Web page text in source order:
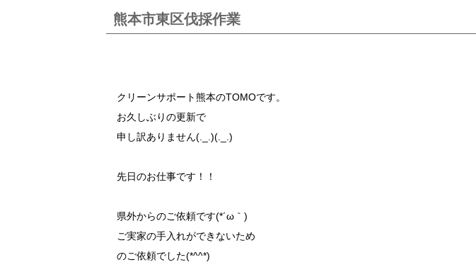
熊本市東区伐採作業
クリーンサポート熊本のTOMOです。
お久しぶりの更新で
申し訳ありません(._.)(._.)
先日のお仕事です！！
県外からのご依頼です(*´ω｀)
ご実家の手入れができないため
のご依頼でした(*^^*)